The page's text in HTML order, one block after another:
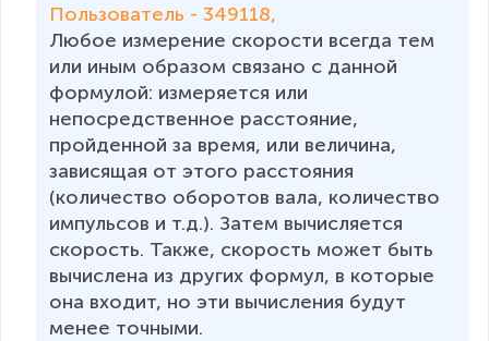
Пользователь - 349118,
Любое измерение скорости всегда тем
или иным образом связано с данной
формулой: измеряется или
непосредственное расстояние,
пройденной за время, или величина,
зависящая от этого расстояния
(количество оборотов вала, количество
импульсов и т.д.). Затем вычисляется
скорость. Также, скорость может быть
вычислена из других формул, в которые
она входит, но эти вычисления будут
менее точными.